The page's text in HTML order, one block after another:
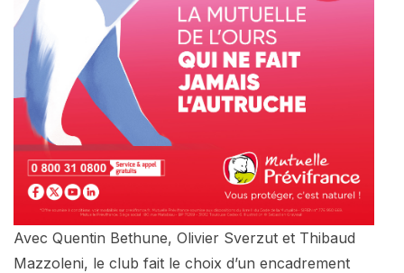
Avec Quentin Bethune, Olivier Sverzut et Thibaud
Mazzoleni, le club fait le choix d’un encadrement